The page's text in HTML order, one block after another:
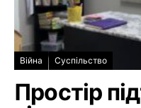
Війна Суспільство
Простір